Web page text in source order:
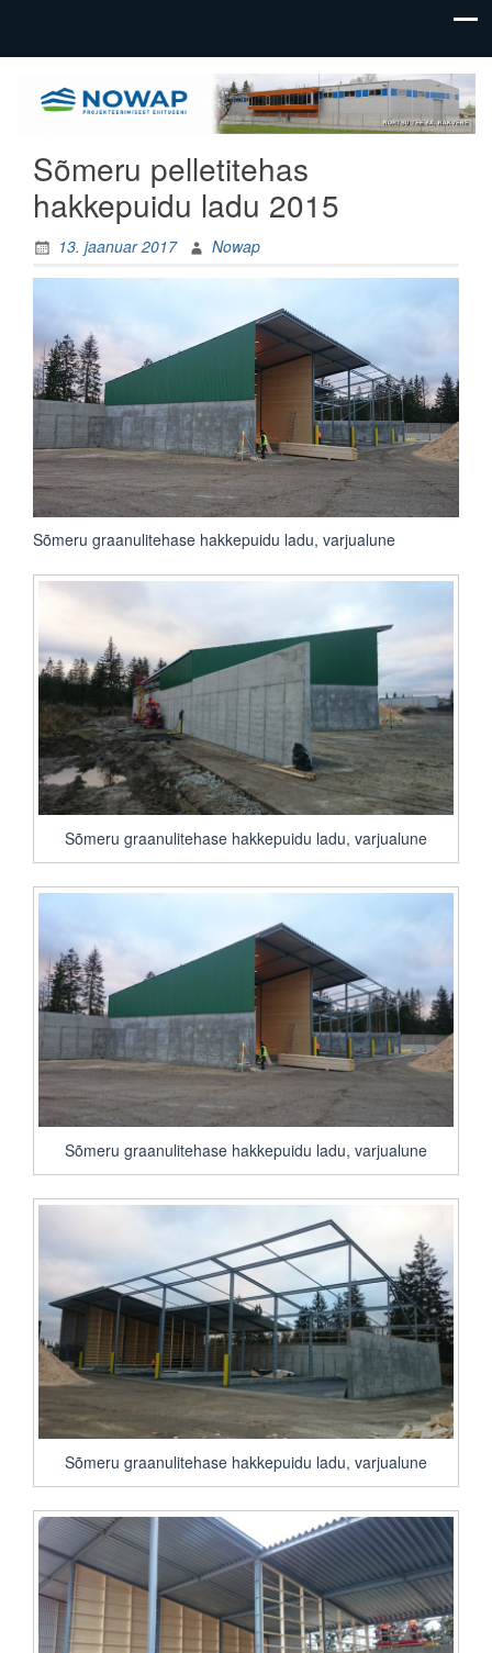
Nowap
üldehitus,
tootmishoonete
Sõmeru pelletitehas
hakkepuidu ladu 2015
13. jaanuar 2017 Nowap
Sõmeru graanulitehase hakkepuidu ladu, varjualune
Sõmeru graanulitehase hakkepuidu ladu, varjualune
Sõmeru graanulitehase hakkepuidu ladu, varjualune
Sõmeru graanulitehase hakkepuidu ladu, varjualune